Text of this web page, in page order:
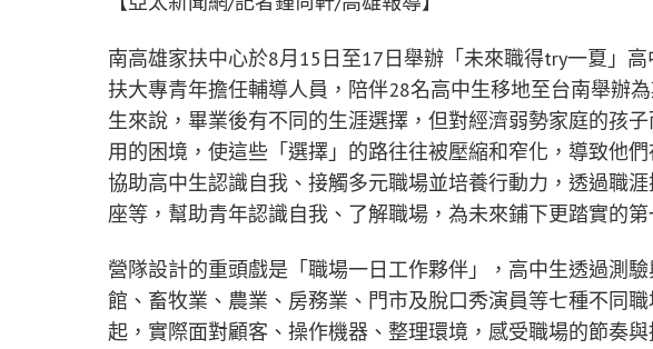
南高雄家扶中心於8月15日至17日舉辦「未來職得try一夏」
扶大專青年擔任輔導人員，陪伴28名高中生移地至台南舉辦
生來說，畢業後有不同的生涯選擇，但對經濟弱勢家庭的孩
用的困境，使這些「選擇」的路往往被壓縮和窄化，導致他
協助高中生認識自我、接觸多元職場並培養行動力，透過職
座等，幫助青年認識自我、了解職場，為未來鋪下更踏實的
營隊設計的重頭戲是「職場一日工作夥伴」，高中生透過測
館、畜牧業、農業、房務業、門市及脫口秀演員等七種不同
起，實際面對顧客、操作機器、整理環境，感受職場的節奏